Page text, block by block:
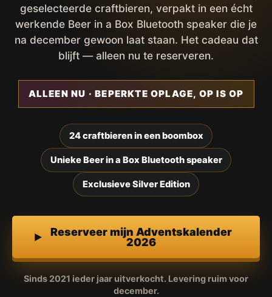
geselecteerde craftbieren, verpakt in een écht
werkende Beer in a Box Bluetooth speaker die je
na december gewoon laat staan. Het cadeau dat
blijft — alleen nu te reserveren.
ALLEEN NU · BEPERKTE OPLAGE, OP IS OP
24 craftbieren in een boombox
Unieke Beer in a Box Bluetooth speaker
Exclusieve Silver Edition
Reserveer mijn Adventskalender
2026
Sinds 2021 ieder jaar uitverkocht. Levering ruim voor
december.